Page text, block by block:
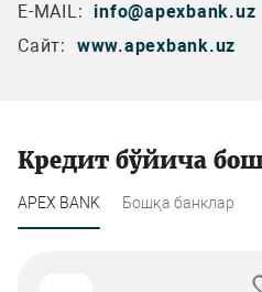
E-MAIL:
info@apexbank.uz
Сайт:
www.apexbank.uz
Кредит бўйича
APEX BANK Бошқа банклар